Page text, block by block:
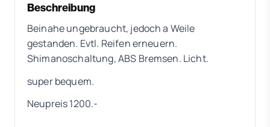
Beschreibung
Beinahe ungebraucht, jedoch a Weile
gestanden. Evtl. Reifen erneuern.
Shimanoschaltung, ABS Bremsen. Licht.
super bequem.
Neupreis 1200.-